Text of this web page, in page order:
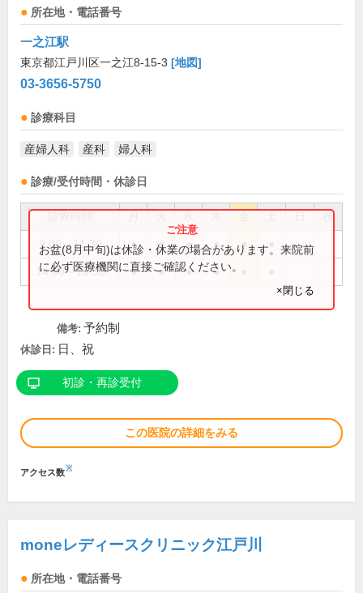
所在地・電話番号
一之江駅
東京都江戸川区一之江8-15-3 [地図]
03-3656-5750
診療科目
産婦人科 産科 婦人科
診療/受付時間・休診日
祝
9:00～11:30 ● ● ● ● ●
14:00～16:30 ● ● ● ●
お盆(8月中旬)は休診・休業の場合があります。来院前
に必ず医療機関に直接ご確認ください。
×閉じる
備考: 予約制
休診日: 日、祝
初診・再診受付
この医院の詳細をみる
アクセス数※
moneレディースクリニック江戸川
所在地・電話番号